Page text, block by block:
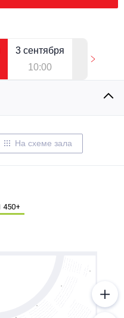
3 сентября
10:00
На схеме зала